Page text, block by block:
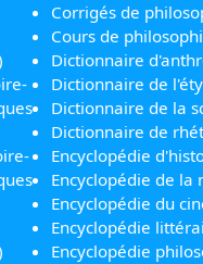
Corrigés de
Cours de
Dictionnaire
Dictionnaire de
Dictionnaire de la
Dictionnaire de
Encyclopédie
Encyclopédie de la
Encyclopédie du
Encyclopédie
Encyclopédie